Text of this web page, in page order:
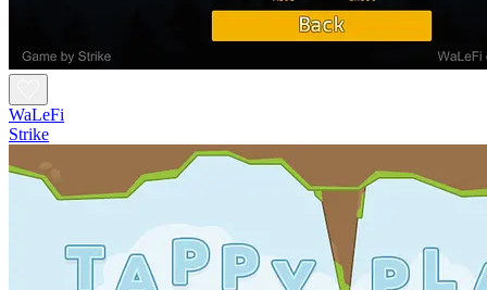
WaLeFi
Strike